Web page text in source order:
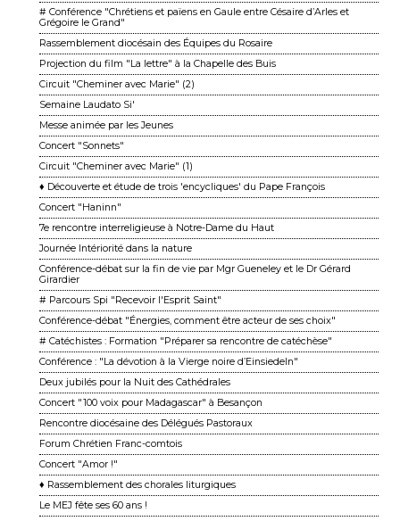
# Conférence "Chrétiens et païens en Gaule entre Césaire d’Arles et
Grégoire le Grand"
Rassemblement diocésain des Équipes du Rosaire
Projection du film "La lettre" à la Chapelle des Buis
Circuit "Cheminer avec Marie" (2)
Semaine Laudato Si'
Messe animée par les Jeunes
Concert "Sonnets"
Circuit "Cheminer avec Marie" (1)
♦ Découverte et étude de trois 'encycliques' du Pape François
Concert "Haninn"
7e rencontre interreligieuse à Notre-Dame du Haut
Journée Intériorité dans la nature
Conférence-débat sur la fin de vie par Mgr Gueneley et le Dr Gérard
Girardier
# Parcours Spi "Recevoir l'Esprit Saint"
Conférence-débat "Énergies, comment être acteur de ses choix"
# Catéchistes : Formation "Préparer sa rencontre de catéchèse"
Conférence : "La dévotion à la Vierge noire d’Einsiedeln"
Deux jubilés pour la Nuit des Cathédrales
Concert "100 voix pour Madagascar" à Besançon
Rencontre diocésaine des Délégués Pastoraux
Forum Chrétien Franc-comtois
Concert "Amor !"
♦ Rassemblement des chorales liturgiques
Le MEJ fête ses 60 ans !